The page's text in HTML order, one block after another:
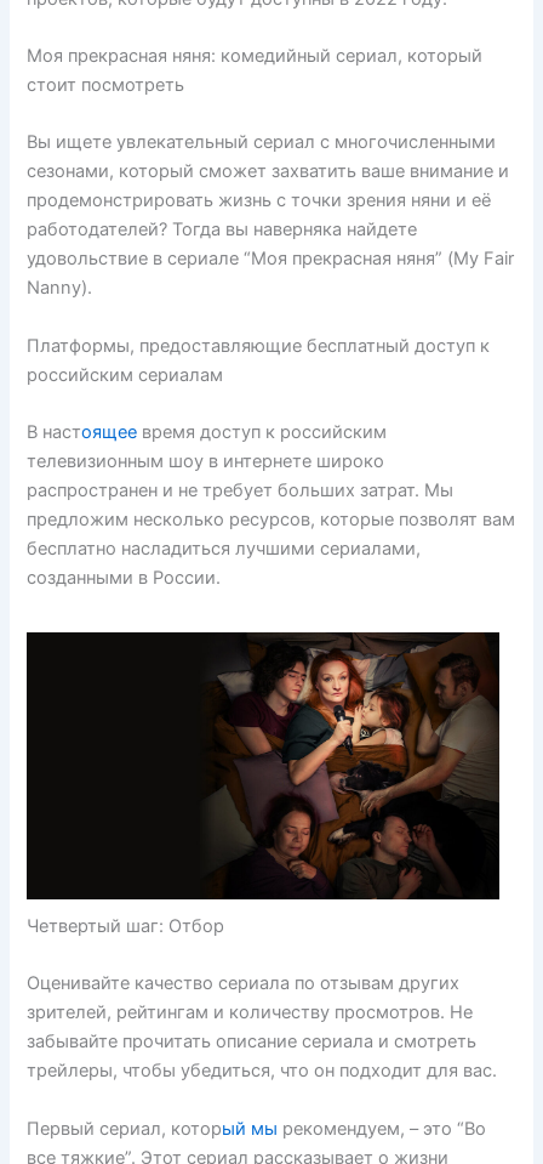
Моя прекрасная няня: комедийный сериал, который
стоит посмотреть
Вы ищете увлекательный сериал с многочисленными
сезонами, который сможет захватить ваше внимание и
продемонстрировать жизнь с точки зрения няни и её
работодателей? Тогда вы наверняка найдете
удовольствие в сериале “Моя прекрасная няня” (My Fair
Nanny).
Платформы, предоставляющие бесплатный доступ к
российским сериалам
В настоящее время доступ к российским
телевизионным шоу в интернете широко
распространен и не требует больших затрат. Мы
предложим несколько ресурсов, которые позволят вам
бесплатно насладиться лучшими сериалами,
созданными в России.
Четвертый шаг: Отбор
Оценивайте качество сериала по отзывам других
зрителей, рейтингам и количеству просмотров. Не
забывайте прочитать описание сериала и смотреть
трейлеры, чтобы убедиться, что он подходит для вас.
Первый сериал, который мы рекомендуем, – это “Во
все тяжкие”. Этот сериал рассказывает о жизни